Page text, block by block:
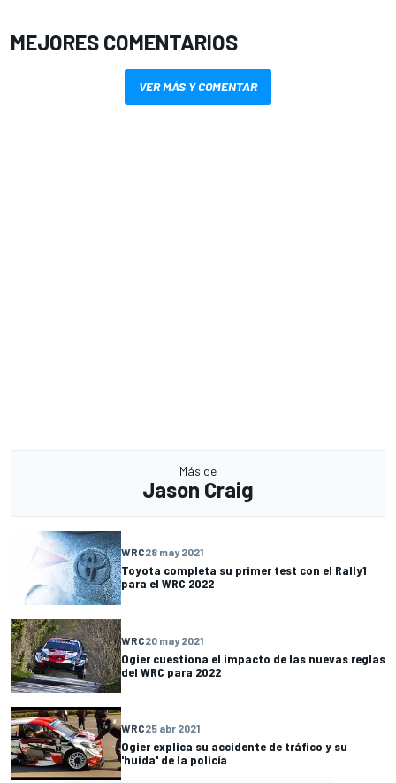
MEJORES COMENTARIOS
VER MÁS Y COMENTAR
Más de
Jason Craig
WRC28 may 2021
Toyota completa su primer test con el Rally1
para el WRC 2022
WRC20 may 2021
Ogier cuestiona el impacto de las nuevas reglas
del WRC para 2022
WRC25 abr 2021
Ogier explica su accidente de tráfico y su
'huida' de la policía